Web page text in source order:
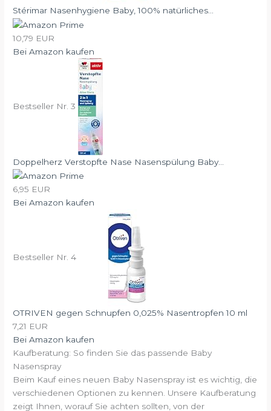
Stérimar Nasenhygiene Baby, 100% natürliches...
10,79 EUR
Bei Amazon kaufen
Bestseller Nr. 3
Doppelherz Verstopfte Nase Nasenspülung Baby...
6,95 EUR
Bei Amazon kaufen
Bestseller Nr. 4
OTRIVEN gegen Schnupfen 0,025% Nasentropfen 10 ml
7,21 EUR
Bei Amazon kaufen
Kaufberatung: So finden Sie das passende Baby
Nasenspray
Beim Kauf eines neuen Baby Nasenspray ist es wichtig, die
verschiedenen Optionen zu kennen. Unsere Kaufberatung
zeigt Ihnen, worauf Sie achten sollten, von der